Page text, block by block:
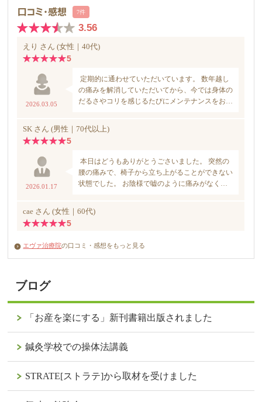
エヴァ治療院の口コミ・感想をもっと見る
ブログ
「お産を楽にする」新刊書籍出版されました
鍼灸学校での操体法講義
STRATE[ストラテ]から取材を受けました